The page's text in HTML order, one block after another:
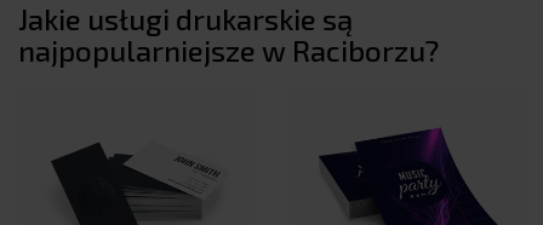
Jakie usługi drukarskie są
najpopularniejsze w Raciborzu?